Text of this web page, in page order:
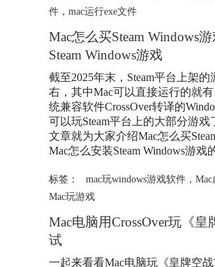
件 ， mac运行exe文件
Mac怎么买Steam Windows
Steam Windows游戏
截至2025年末，Steam平台上架的
右，其中Mac可以直接运行的就
统兼容软件CrossOver转译的
可以玩Steam平台上的大部分游
文章就为大家介绍Mac怎么买
Mac怎么安装Steam Windows游戏
标签： mac玩windows游戏软件，
Mac玩游戏
Mac电脑用CrossOver玩《皇
试
一起来看看Mac电脑玩《皇牌空